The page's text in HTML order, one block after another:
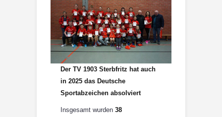
Der TV 1903 Sterbfritz hat auch
in 2025 das Deutsche
Sportabzeichen absolviert
Insgesamt wurden 38